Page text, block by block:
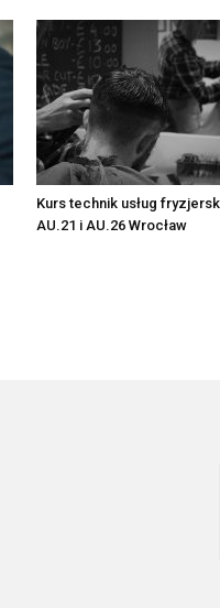
Kurs technik usług
AU.21 i AU.26 Wrocław